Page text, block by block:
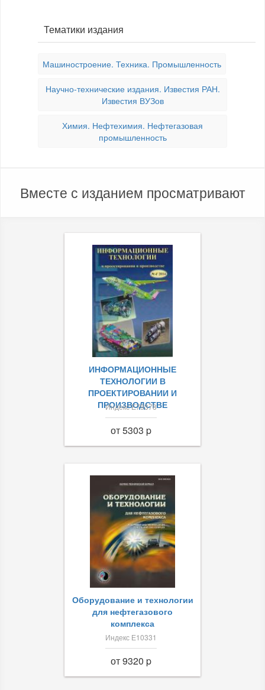
Тематики издания
Машиностроение. Техника. Промышленность
Научно-технические издания. Известия РАН.
Известия ВУЗов
Химия. Нефтехимия. Нефтегазовая
промышленность
Вместе с изданием просматривают
ИНФОРМАЦИОННЫЕ
ТЕХНОЛОГИИ В
ПРОЕКТИРОВАНИИ И
ПРОИЗВОДСТВЕ
Индекс Е79378
от 5303 p
Оборудование и технологии
для нефтегазового
комплекса
Индекс Е10331
от 9320 p